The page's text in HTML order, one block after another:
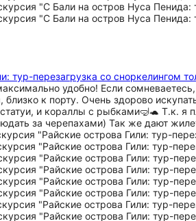
тур-перезагрузка со сноркелингом
удобно! Если
близко к порту. Очень здорово
и кораллы с рыбками🤿🐢 Т.к. я
за черепахами) Так же дают